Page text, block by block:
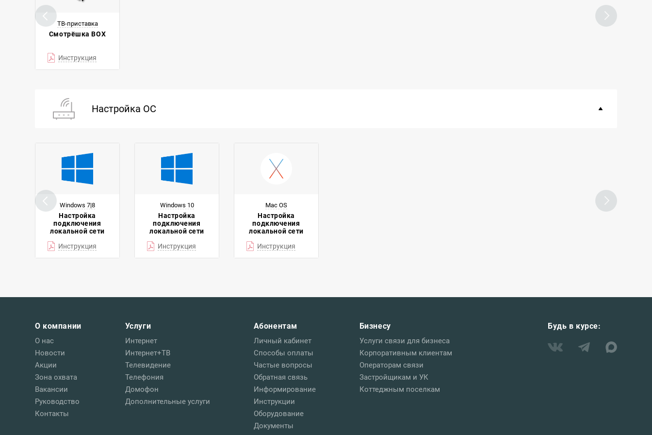
ТВ-приставка
Смотрёшка BOX
Инструкция
Настройка ОС
Windows 7|8
Настройка
подключения
локальной сети
Инструкция
Windows 10
Настройка
подключения
локальной сети
Инструкция
Mac OS
Настройка
подключения
локальной сети
Инструкция
О компании
О нас
Новости
Акции
Зона охвата
Вакансии
Руководство
Контакты
Услуги
Интернет
Интернет+ТВ
Телевидение
Телефония
Домофон
Дополнительные услуги
Абонентам
Личный кабинет
Способы оплаты
Частые вопросы
Обратная связь
Информирование
Инструкции
Оборудование
Документы
Бизнесу
Услуги связи для бизнеса
Корпоративным клиентам
Операторам связи
Застройщикам и УК
Коттеджным поселкам
Будь в курсе: